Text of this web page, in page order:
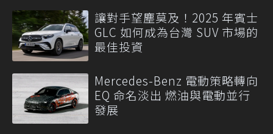
讓對手望塵莫及！2025 年賓士
GLC 如何成為台灣 SUV 市場的
最佳投資
Mercedes-Benz 電動策略轉向
EQ 命名淡出 燃油與電動並行
發展